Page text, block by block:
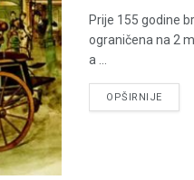
Prije 155 godine
ograničena na 2
a ...
OPŠIRNIJE